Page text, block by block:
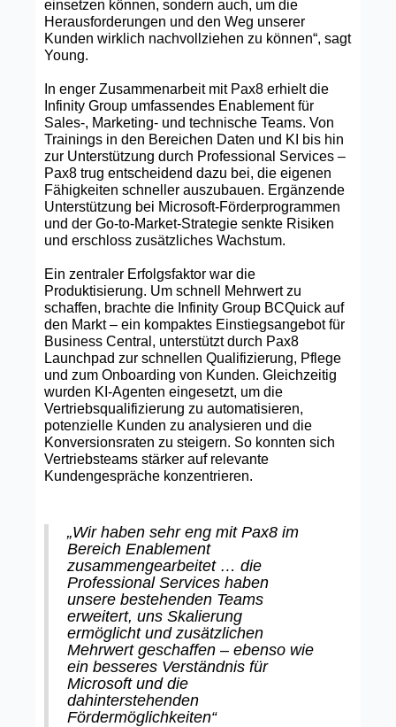
einsetzen können, sondern auch, um die
Herausforderungen und den Weg unserer
Kunden wirklich nachvollziehen zu können“, sagt
Young.
In enger Zusammenarbeit mit Pax8 erhielt die
Infinity Group umfassendes Enablement für
Sales‑, Marketing‑ und technische Teams. Von
Trainings in den Bereichen Daten und KI bis hin
zur Unterstützung durch Professional Services –
Pax8 trug entscheidend dazu bei, die eigenen
Fähigkeiten schneller auszubauen. Ergänzende
Unterstützung bei Microsoft‑Förderprogrammen
und der Go‑to‑Market‑Strategie senkte Risiken
und erschloss zusätzliches Wachstum.
Ein zentraler Erfolgsfaktor war die
Produktisierung. Um schnell Mehrwert zu
schaffen, brachte die Infinity Group BCQuick auf
den Markt – ein kompaktes Einstiegsangebot für
Business Central, unterstützt durch Pax8
Launchpad zur schnellen Qualifizierung, Pflege
und zum Onboarding von Kunden. Gleichzeitig
wurden KI‑Agenten eingesetzt, um die
Vertriebsqualifizierung zu automatisieren,
potenzielle Kunden zu analysieren und die
Konversionsraten zu steigern. So konnten sich
Vertriebsteams stärker auf relevante
Kundengespräche konzentrieren.
„Wir haben sehr eng mit Pax8 im
Bereich Enablement
zusammengearbeitet … die
Professional Services haben
unsere bestehenden Teams
erweitert, uns Skalierung
ermöglicht und zusätzlichen
Mehrwert geschaffen – ebenso wie
ein besseres Verständnis für
Microsoft und die
dahinterstehenden
Fördermöglichkeiten“